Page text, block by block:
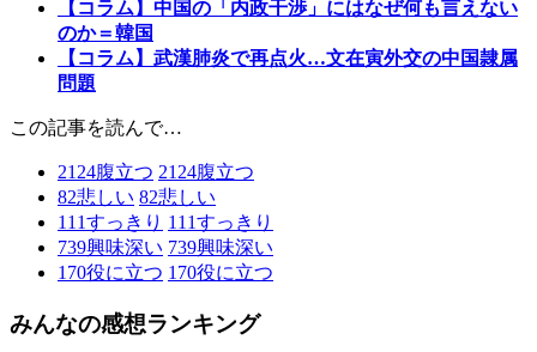
【コラム】中国の「内政干渉」にはなぜ何も言えない
のか＝韓国
【コラム】武漢肺炎で再点火…文在寅外交の中国隷属
問題
この記事を読んで…
2124腹立つ 2124腹立つ
82悲しい 82悲しい
111すっきり 111すっきり
739興味深い 739興味深い
170役に立つ 170役に立つ
みんなの感想ランキング